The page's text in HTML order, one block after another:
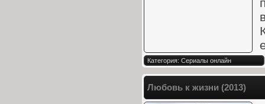
Категория: Сериалы онлайн
Любовь к жизни (2013)